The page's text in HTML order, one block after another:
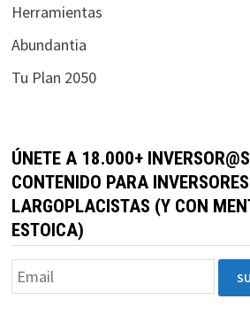
Herramientas
Abundantia
Tu Plan 2050
ÚNETE A 18.000+
CONTENIDO PARA INVERSORES
LARGOPLACISTAS (Y CON
ESTOICA)
mejor posible
durante tu
rechaza estas
desaparecerán
de la web.
Marketing
Al compartir tus
intereses y